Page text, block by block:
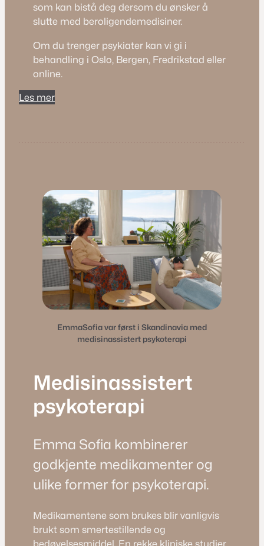
som kan bistå deg dersom du ønsker å
slutte med beroligendemedisiner.
Om du trenger psykiater kan vi gi i
behandling i Oslo, Bergen, Fredrikstad eller
online.
Les mer
Medisinassistert
psykoterapi
Emma Sofia kombinerer
godkjente medikamenter og
ulike former for psykoterapi.
Medikamentene som brukes blir vanligvis
brukt som smertestillende og
EmmaSofia var først i Skandinavia med
medisinassistert psykoterapi